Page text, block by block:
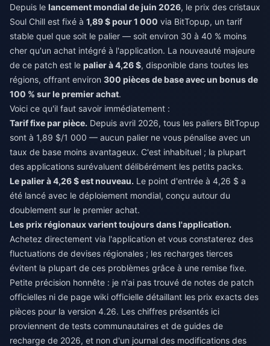
Depuis le lancement mondial de juin 2026, le prix des cristaux
Soul Chill est fixé à 1,89 $ pour 1 000 via BitTopup, un tarif
stable quel que soit le palier — soit environ 30 à 40 % moins
cher qu'un achat intégré à l'application. La nouveauté majeure
de ce patch est le palier à 4,26 $, disponible dans toutes les
régions, offrant environ 300 pièces de base avec un bonus de
100 % sur le premier achat.
Voici ce qu'il faut savoir immédiatement :
Tarif fixe par pièce. Depuis avril 2026, tous les paliers BitTopup
sont à 1,89 $/1 000 — aucun palier ne vous pénalise avec un
taux de base moins avantageux. C'est inhabituel ; la plupart
des applications surévaluent délibérément les petits packs.
Le palier à 4,26 $ est nouveau. Le point d'entrée à 4,26 $ a
été lancé avec le déploiement mondial, conçu autour du
doublement sur le premier achat.
Les prix régionaux varient toujours dans l'application.
Achetez directement via l'application et vous constaterez des
fluctuations de devises régionales ; les recharges tierces
évitent la plupart de ces problèmes grâce à une remise fixe.
Petite précision honnête : je n'ai pas trouvé de notes de patch
officielles ni de page wiki officielle détaillant les prix exacts des
pièces pour la version 4.26. Les chiffres présentés ici
proviennent de tests communautaires et de guides de
recharge de 2026, et non d'un journal des modifications des